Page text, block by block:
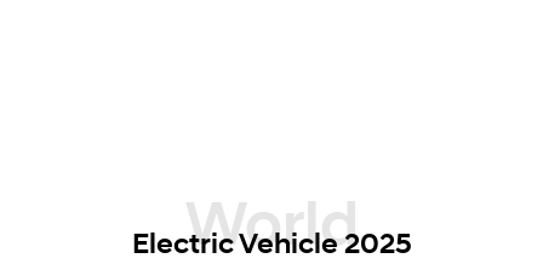
Electric Vehicle 2025